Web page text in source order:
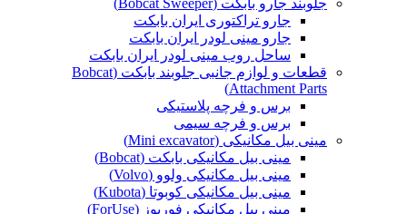
جارو تراکتوری ایران بابکت
جارو مینی لودر ایران بابکت
ساحل روب مینی لودر ایران بابکت
قطعات و لوازم جانبی جلوبند بابکت (Bobcat
Attachment Parts)
برس و فرچه پلاستیکی
برس و فرچه سیمی
مینی بیل مکانیکی (Mini excavator)
مینی بیل مکانیکی بابکت (Bobcat)
مینی بیل مکانیکی ولوو (Volvo)
مینی بیل مکانیکی کوبوتا (Kubota)
مینی بیل مکانیکی فوریوز (ForUse)